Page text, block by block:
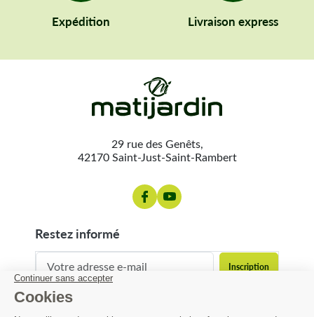
Expédition Livraison express
29 rue des Genêts,
42170 Saint-Just-Saint-Rambert
restez informé